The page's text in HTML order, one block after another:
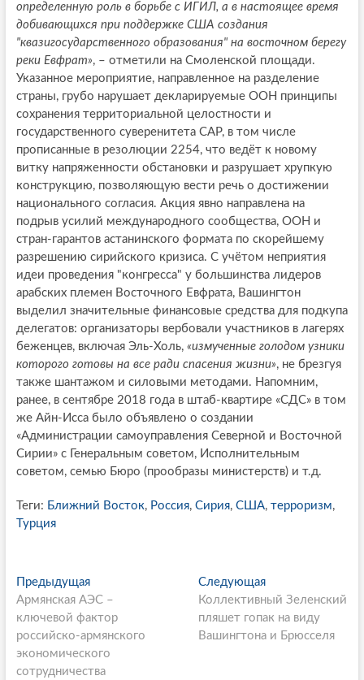
определенную роль в борьбе с ИГИЛ, а в настоящее время
добивающихся при поддержке США создания
"квазигосударственного образования" на восточном берегу
реки Евфрат», – отметили на Смоленской площади.
Указанное мероприятие, направленное на разделение
страны, грубо нарушает декларируемые ООН принципы
сохранения территориальной целостности и
государственного суверенитета САР, в том числе
прописанные в резолюции 2254, что ведёт к новому
витку напряженности обстановки и разрушает хрупкую
конструкцию, позволяющую вести речь о достижении
национального согласия. Акция явно направлена на
подрыв усилий международного сообщества, ООН и
стран-гарантов астанинского формата по скорейшему
разрешению сирийского кризиса. С учётом неприятия
идеи проведения "конгресса" у большинства лидеров
арабских племен Восточного Евфрата, Вашингтон
выделил значительные финансовые средства для подкупа
делегатов: организаторы вербовали участников в лагерях
беженцев, включая Эль-Холь, «измученные голодом узники
которого готовы на все ради спасения жизни», не брезгуя
также шантажом и силовыми методами. Напомним,
ранее, в сентябре 2018 года в штаб-квартире «СДС» в том
же Айн-Исса было объявлено о создании
«Администрации самоуправления Северной и Восточной
Сирии» с Генеральным советом, Исполнительным
советом, семью Бюро (прообразы министерств) и т.д.
Теги: Ближний Восток, Россия, Сирия, США, терроризм,
Турция
P
o
s
t
ПредыдущаяП
р
е
д
ы
д
Армянская АЭС –
ключевой фактор
российско-армянского
экономического
сотрудничества
Следующая
л
е
д
Коллективный Зеленский
пляшет гопак на виду
Вашингтона и Брюсселя